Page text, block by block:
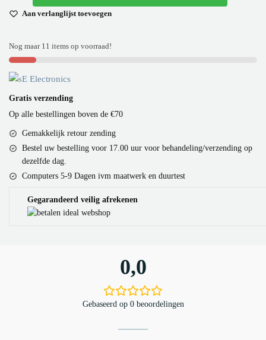
Aan verlanglijst toevoegen
Nog maar 11 items op voorraad!
Gratis verzending
Op alle bestellingen boven de €70
Gemakkelijk retour zending
Bestel uw bestelling voor 17.00 uur voor behandeling/verzending op
dezelfde dag.
Computers 5-9 Dagen ivm maatwerk en duurtest
Gegarandeerd veilig afrekenen
0,0
Gebaseerd op 0 beoordelingen